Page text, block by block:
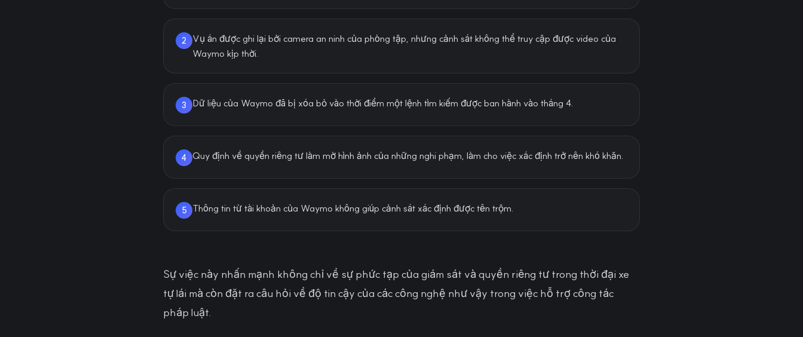
2
Vụ án được ghi lại bởi camera an ninh của phòng tập, nhưng cảnh sát không thể truy cập được video của
Waymo kịp thời.
3 Dữ liệu của Waymo đã bị xóa bỏ vào thời điểm một lệnh tìm kiếm được ban hành vào tháng 4.
4 Quy định về quyền riêng tư làm mờ hình ảnh của những nghi phạm, làm cho việc xác định trở nên khó khăn.
5 Thông tin từ tài khoản của Waymo không giúp cảnh sát xác định được tên trộm.
Sự việc này nhấn mạnh không chỉ về sự phức tạp của giám sát và quyền riêng tư trong thời đại xe
tự lái mà còn đặt ra câu hỏi về độ tin cậy của các công nghệ như vậy trong việc hỗ trợ công tác
pháp luật.